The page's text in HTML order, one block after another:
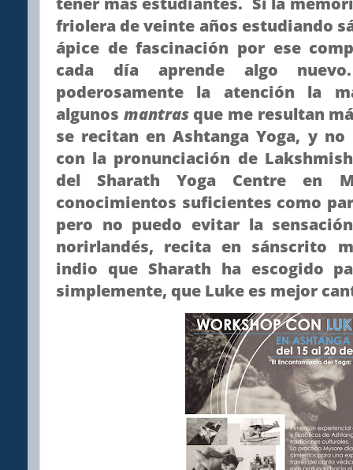
friolera de veinte años estudiando
ápice de fascinación por ese
cada día aprende algo
poderosamente la atención la
algunos mantras que me resultan
se recitan en Ashtanga Yoga, y
con la pronunciación de
del Sharath Yoga Centre en
conocimientos suficientes como
pero no puedo evitar la
norirlandés, recita en sánscrito
indio que Sharath ha escogido
simplemente, que Luke es mejor